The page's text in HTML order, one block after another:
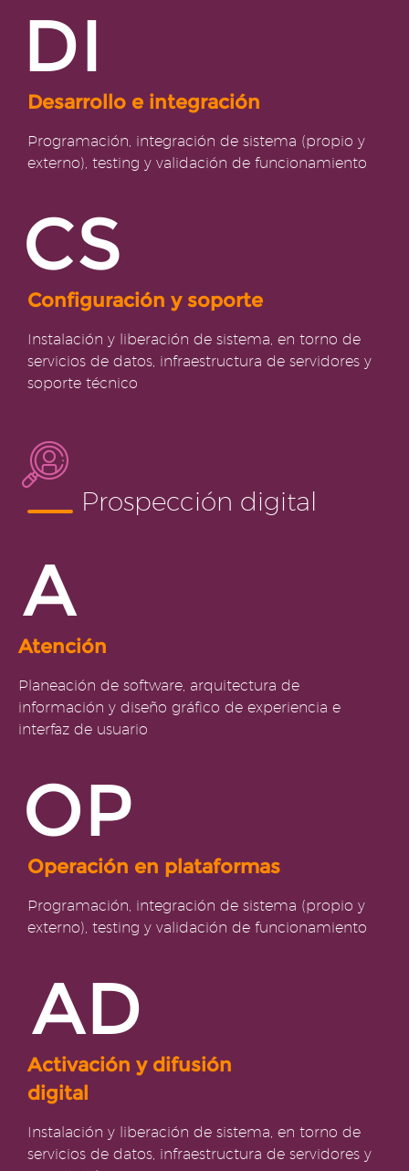
DI
Desarrollo e integración
Programación, integración de sistema (propio y
externo), testing y validación de funcionamiento
CS
Configuración y soporte
Instalación y liberación de sistema, en torno de
servicios de datos, infraestructura de servidores y
soporte técnico
Prospección digital
A
Atención
Planeación de software, arquitectura de
información y diseño gráfico de experiencia e
interfaz de usuario
OP
Operación en plataformas
Programación, integración de sistema (propio y
externo), testing y validación de funcionamiento
AD
Activación y difusión
digital
Instalación y liberación de sistema, en torno de
servicios de datos, infraestructura de servidores y